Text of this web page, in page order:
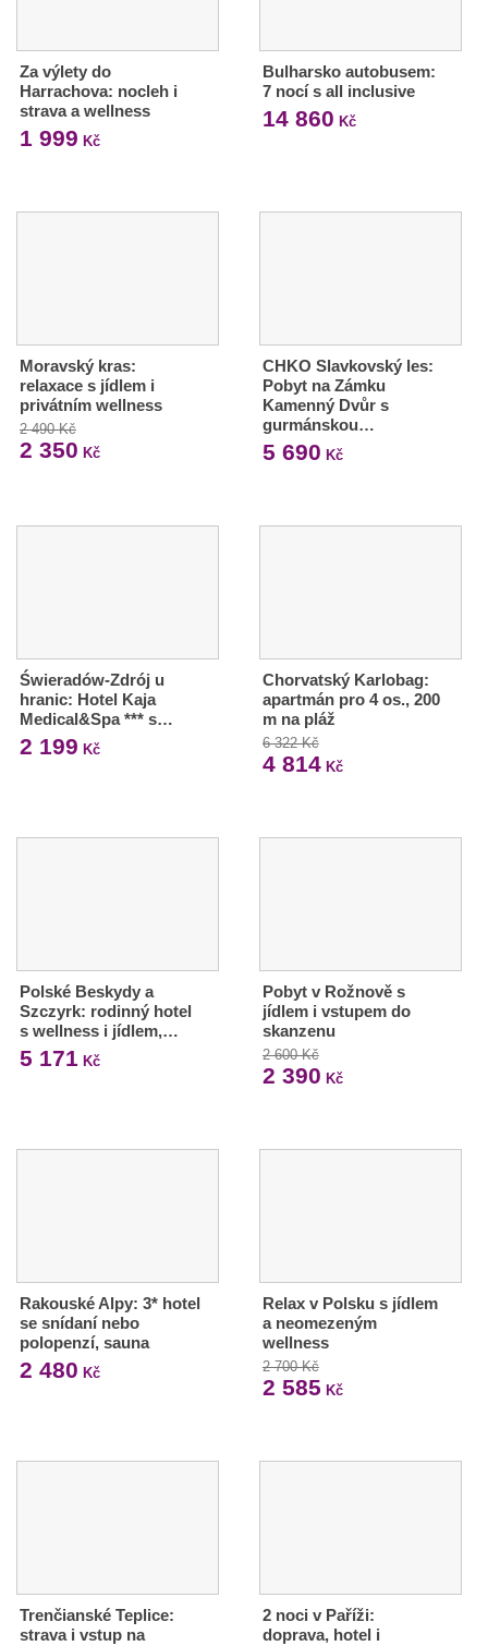
Za výlety do
Harrachova: nocleh i
strava a wellness
1 999 Kč
Bulharsko autobusem:
7 nocí s all inclusive
14 860 Kč
Moravský kras:
relaxace s jídlem i
privátním wellness
2 490 Kč
2 350 Kč
CHKO Slavkovský les:
Pobyt na Zámku
Kamenný Dvůr s
gurmánskou…
5 690 Kč
Świeradów-Zdrój u
hranic: Hotel Kaja
Medical&Spa *** s…
2 199 Kč
Chorvatský Karlobag:
apartmán pro 4 os., 200
m na pláž
6 322 Kč
4 814Kč
Polské Beskydy a
Szczyrk: rodinný hotel
s wellness i jídlem,…
5 171 Kč
Pobyt v Rožnově s
jídlem i vstupem do
skanzenu
2 600 Kč
2 390 Kč
Rakouské Alpy: 3* hotel
se snídaní nebo
polopenzí, sauna
2 480 Kč
Relax v Polsku s jídlem
a neomezeným
wellness
2 700 Kč
2 585 Kč
Trenčianské Teplice:
strava i vstup na
2 noci v Paříži:
doprava, hotel i